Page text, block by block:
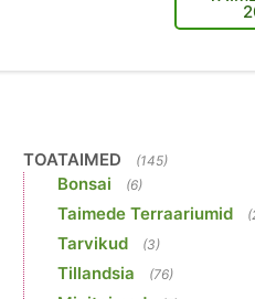
TOATAIMED (145)
Bonsai (6)
Taimede Terraariumid
Tarvikud (3)
Tillandsia (76)